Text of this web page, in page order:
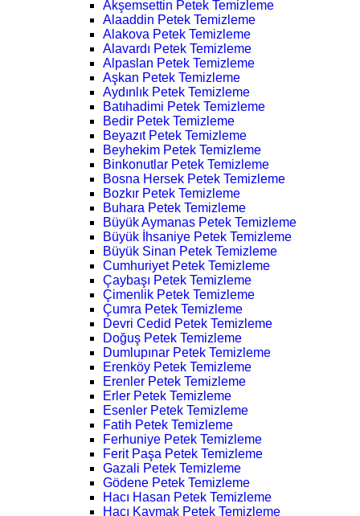
Akşemsettin Petek Temizleme
Alaaddin Petek Temizleme
Alakova Petek Temizleme
Alavardı Petek Temizleme
Alpaslan Petek Temizleme
Aşkan Petek Temizleme
Aydınlık Petek Temizleme
Batıhadimi Petek Temizleme
Bedir Petek Temizleme
Beyazıt Petek Temizleme
Beyhekim Petek Temizleme
Binkonutlar Petek Temizleme
Bosna Hersek Petek Temizleme
Bozkır Petek Temizleme
Buhara Petek Temizleme
Büyük Aymanas Petek Temizleme
Büyük İhsaniye Petek Temizleme
Büyük Sinan Petek Temizleme
Cumhuriyet Petek Temizleme
Çaybaşı Petek Temizleme
Çimenlik Petek Temizleme
Çumra Petek Temizleme
Devri Cedid Petek Temizleme
Doğuş Petek Temizleme
Dumlupınar Petek Temizleme
Erenköy Petek Temizleme
Erenler Petek Temizleme
Erler Petek Temizleme
Esenler Petek Temizleme
Fatih Petek Temizleme
Ferhuniye Petek Temizleme
Ferit Paşa Petek Temizleme
Gazali Petek Temizleme
Gödene Petek Temizleme
Hacı Hasan Petek Temizleme
Hacı Kaymak Petek Temizleme